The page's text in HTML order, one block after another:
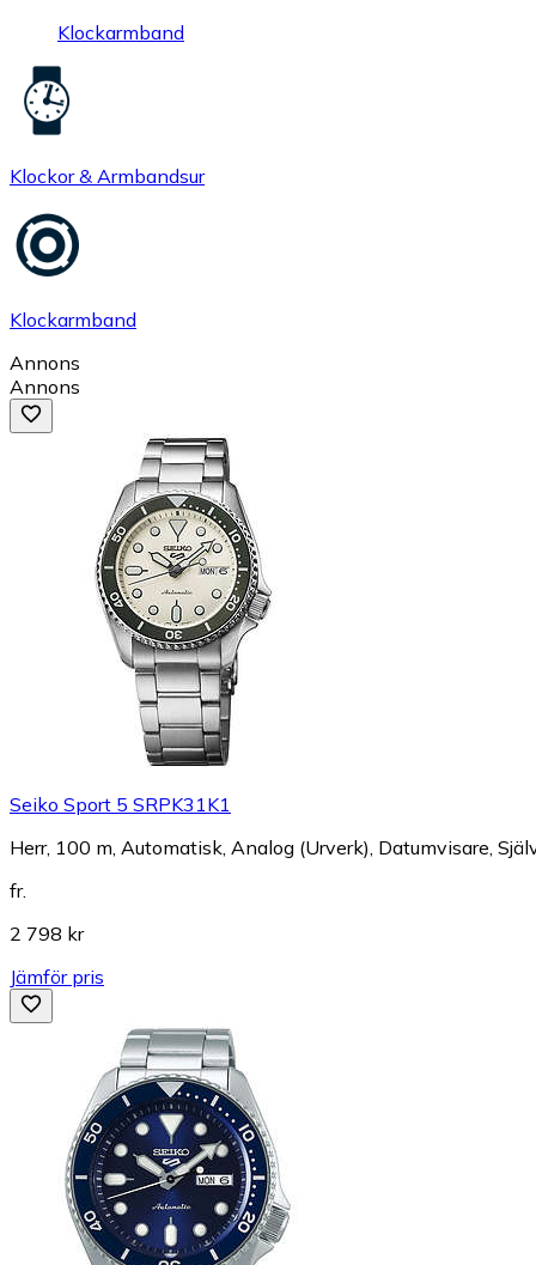
Klockarmband
Klockor & Armbandsur
Klockarmband
Annons
Annons
Seiko Sport 5 SRPK31K1
Herr, 100 m, Automatisk, Analog (Urverk), Datumvisare,
fr.
2 798 kr
Jämför pris